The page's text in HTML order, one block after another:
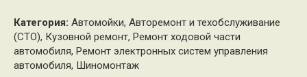
Категория: Автомойки, Авторемонт и техобслуживание
(СТО), Кузовной ремонт, Ремонт ходовой части
автомобиля, Ремонт электронных систем управления
автомобиля, Шиномонтаж